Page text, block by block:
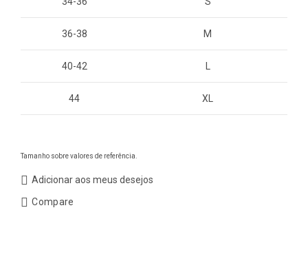
36-38 M
40-42
44 XL
Tamanho sobre valores de referência.
Adicionar aos meus desejos
Compare